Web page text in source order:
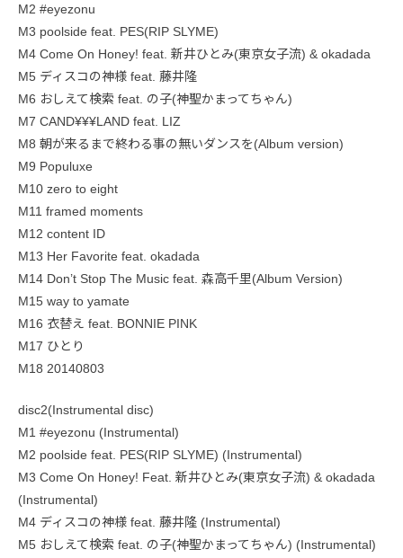
M2 #eyezonu
M3 poolside feat. PES(RIP SLYME)
M4 Come On Honey! feat. 新井ひとみ(東京女子流) & okadada
M5 ディスコの神様 feat. 藤井隆
M6 おしえて検索 feat. の子(神聖かまってちゃん)
M7 CAND¥¥¥LAND feat. LIZ
M8 朝が来るまで終わる事の無いダンスを(Album version)
M9 Populuxe
M10 zero to eight
M11 framed moments
M12 content ID
M13 Her Favorite feat. okadada
M14 Don’t Stop The Music feat. 森高千里(Album Version)
M15 way to yamate
M16 衣替え feat. BONNIE PINK
M17 ひとり
M18 20140803
disc2(Instrumental disc)
M1 #eyezonu (Instrumental)
M2 poolside feat. PES(RIP SLYME) (Instrumental)
M3 Come On Honey! Feat. 新井ひとみ(東京女子流) & okadada
(Instrumental)
M4 ディスコの神様 feat. 藤井隆 (Instrumental)
M5 おしえて検索 feat. の子(神聖かまってちゃん) (Instrumental)